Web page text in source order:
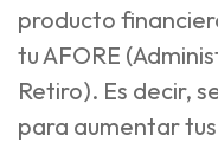
producto
tu AFORE
Retiro). Es decir,
para aumentar